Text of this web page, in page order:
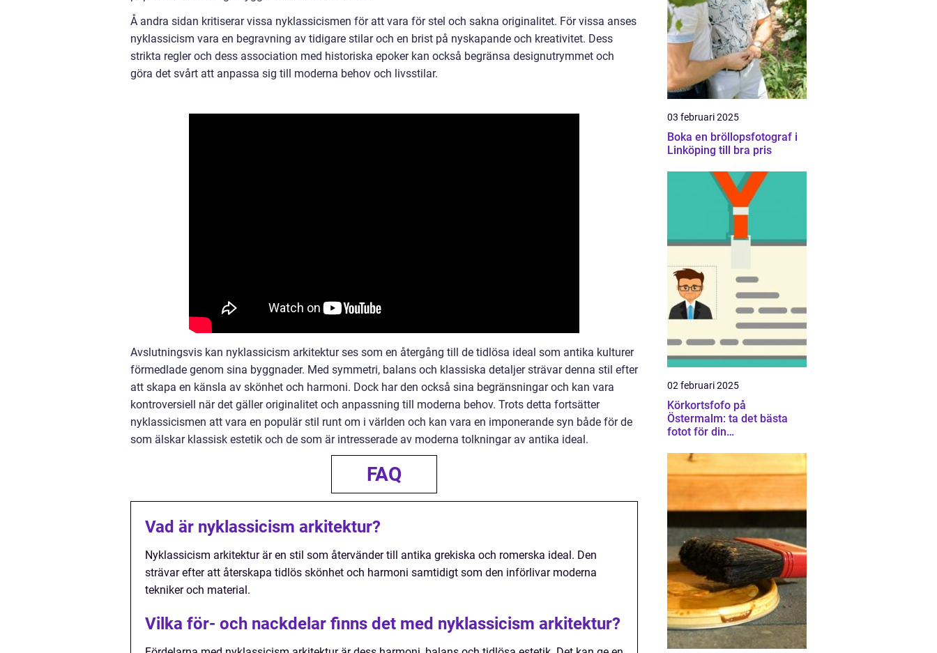
Å andra sidan kritiserar vissa nyklassicismen för att vara för stel och sakna originalitet. För vissa anses
nyklassicism vara en begravning av tidigare stilar och en brist på nyskapande och kreativitet. Dess
strikta regler och dess association med historiska epoker kan också begränsa designutrymmet och
göra det svårt att anpassa sig till moderna behov och livsstilar.
Avslutningsvis kan nyklassicism arkitektur ses som en återgång till de tidlösa ideal som antika kulturer
förmedlade genom sina byggnader. Med symmetri, balans och klassiska detaljer strävar denna stil efter
att skapa en känsla av skönhet och harmoni. Dock har den också sina begränsningar och kan vara
kontroversiell när det gäller originalitet och anpassning till moderna behov. Trots detta fortsätter
nyklassicismen att vara en populär stil runt om i världen och kan vara en imponerande syn både för de
som älskar klassisk estetik och de som är intresserade av moderna tolkningar av antika ideal.
FAQ
Vad är nyklassicism arkitektur?
Nyklassicism arkitektur är en stil som återvänder till antika grekiska och romerska ideal. Den
strävar efter att återskapa tidlös skönhet och harmoni samtidigt som den införlivar moderna
tekniker och material.
Vilka för- och nackdelar finns det med nyklassicism arkitektur?
03 februari 2025
Boka en bröllopsfotograf i
Linköping till bra pris
02 februari 2025
Körkortsfofo på
Östermalm: ta det bästa
fotot för din